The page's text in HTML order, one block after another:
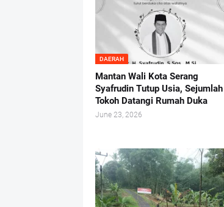
DAERAH
Mantan Wali Kota Serang
Syafrudin Tutup Usia, Sejumlah
Tokoh Datangi Rumah Duka
June 23, 2026